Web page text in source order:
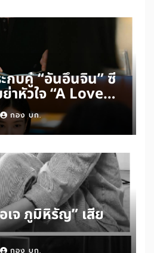
กบคู่ “อันอึนจิน” ซี
าหัวใจ “A Love
กอง บก.
เจ ภูมิหิรัญ” เสีย
กอง บก.